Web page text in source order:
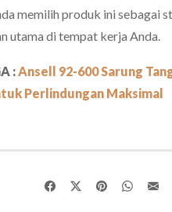
memilih produk ini sebagai
utama di tempat kerja Anda.
: Ansell 92-600 Sarung
Perlindungan Maksimal